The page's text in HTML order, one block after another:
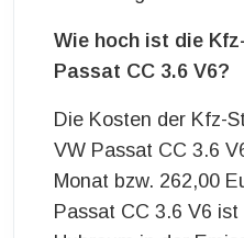
Wie hoch ist die
Passat CC 3.6 V6?
Die Kosten der Kfz-
VW Passat CC 3.6
Monat bzw. 262,00
Passat CC 3.6 V6